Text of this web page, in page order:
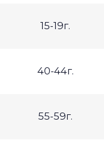
15-19г.
40-44г.
55-59г.